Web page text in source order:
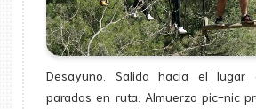
Desayuno. Salida hacia el lugar
paradas en ruta. Almuerzo pic-nic